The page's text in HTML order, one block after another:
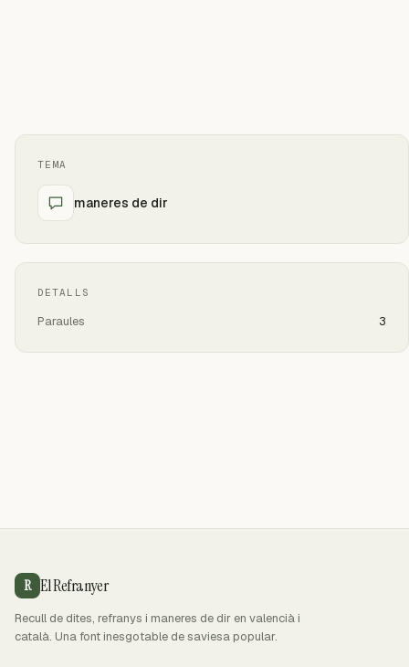
TEMA
maneres de dir
DETALLS
Paraules 3
R El Refranyer
Recull de dites, refranys i maneres de dir en valencià i
català. Una font inesgotable de saviesa popular.